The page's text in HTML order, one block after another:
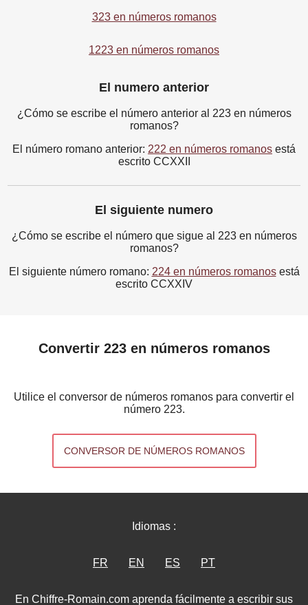
323 en números romanos
1223 en números romanos
El numero anterior
¿Cómo se escribe el número anterior al 223 en números
romanos?
El número romano anterior: 222 en números romanos está
escrito CCXXII
El siguiente numero
¿Cómo se escribe el número que sigue al 223 en números
romanos?
El siguiente número romano: 224 en números romanosestá
escrito CCXXIV
Convertir 223 en números romanos
Utilice el conversor de números romanos para convertir el
número 223.
CONVERSOR DE NÚMEROS ROMANOS
Idiomas :
FR EN ES PT
En Chiffre-Romain.com aprenda fácilmente a escribir sus